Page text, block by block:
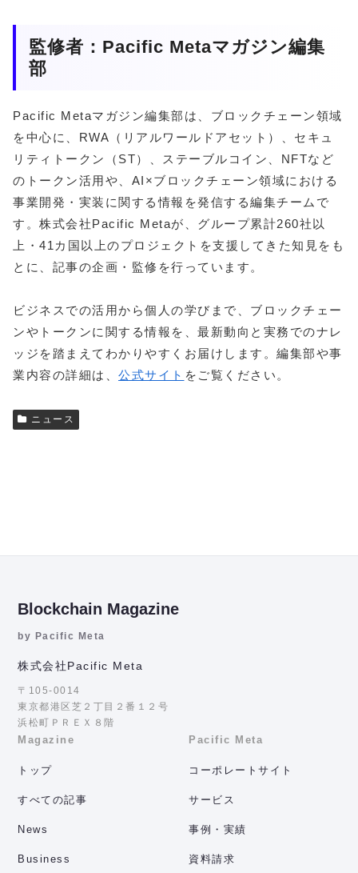
監修者：Pacific Metaマガジン編集
部
Pacific Metaマガジン編集部は、ブロックチェーン領域
を中心に、RWA（リアルワールドアセット）、セキュ
リティトークン（ST）、ステーブルコイン、NFTなど
のトークン活用や、AI×ブロックチェーン領域における
事業開発・実装に関する情報を発信する編集チームで
す。株式会社Pacific Metaが、グループ累計260社以
上・41カ国以上のプロジェクトを支援してきた知見をも
とに、記事の企画・監修を行っています。
ビジネスでの活用から個人の学びまで、ブロックチェー
ンやトークンに関する情報を、最新動向と実務でのナレ
ッジを踏まえてわかりやすくお届けします。編集部や事
業内容の詳細は、 公式サイト をご覧ください。
ニュース
Blockchain Magazine
by Pacific Meta
株式会社Pacific Meta
〒105-0014
東京都港区芝２丁目２番１２号
浜松町ＰＲＥＸ８階
Magazine
トップ
すべての記事
News
Business
Pacific Meta
コーポレートサイト
サービス
事例・実績
資料請求